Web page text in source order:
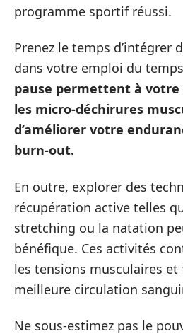
programme sportif réussi.
Prenez le temps d’intégrer
dans votre emploi du
pause permettent à votre
les micro-déchirures
d’améliorer votre
burn-out.
En outre, explorer des
récupération active telles
stretching ou la natation
bénéfique. Ces activités
les tensions musculaires
meilleure circulation
Ne sous-estimez pas le